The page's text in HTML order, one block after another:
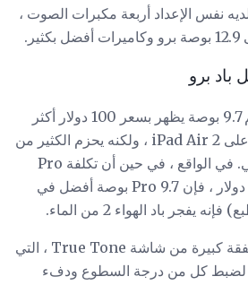
نفس الإعداد أربعة مكبرات الصوت ،
برو
إن جهاز iPad Pro بحجم 9.7 بوصة يظهر بسعر 100 دولار أكثر
تكلفة من سعره الأصلي على iPad Air 2 ، ولكنه يحزم الكثير من
أجل Benjamin الإضافي. في الواقع ، في حين أن تكلفة Pro
12.9 دولار أكثر من 200 دولار ، فإن Pro 9.7 بوصة أفضل في
يفجر باد الهواء 2 من الماء.
حققت شركة Apple صفقة كبيرة من شاشة True Tone ، التي
لضبط كل من درجة السطوع ودفء